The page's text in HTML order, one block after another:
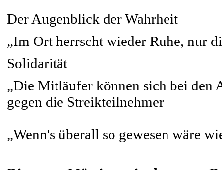
Der Augenblick der Wahrheit
„Im Ort herrscht wieder Ruhe, nur
Solidarität
„Die Mitläufer können sich bei den
gegen die Streikteilnehmer
„Wenn's überall so gewesen wäre